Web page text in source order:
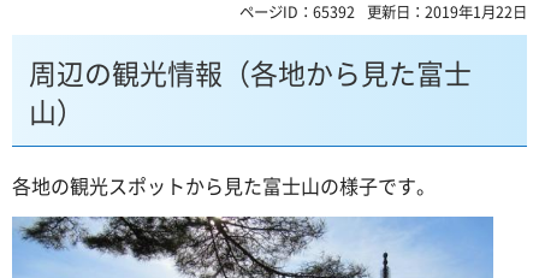
ページID：65392 更新日：2019年1月22日
周辺の観光情報（各地から見た富士
山）
各地の観光スポットから見た富士山の様子です。